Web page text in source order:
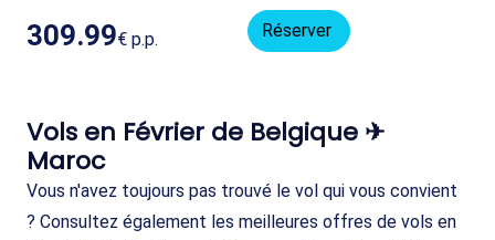
309.99€ p.p. Réserver
Vols en Février de Belgique ✈
Maroc
Vous n'avez toujours pas trouvé le vol qui vous convient
? Consultez également les meilleures offres de vols en